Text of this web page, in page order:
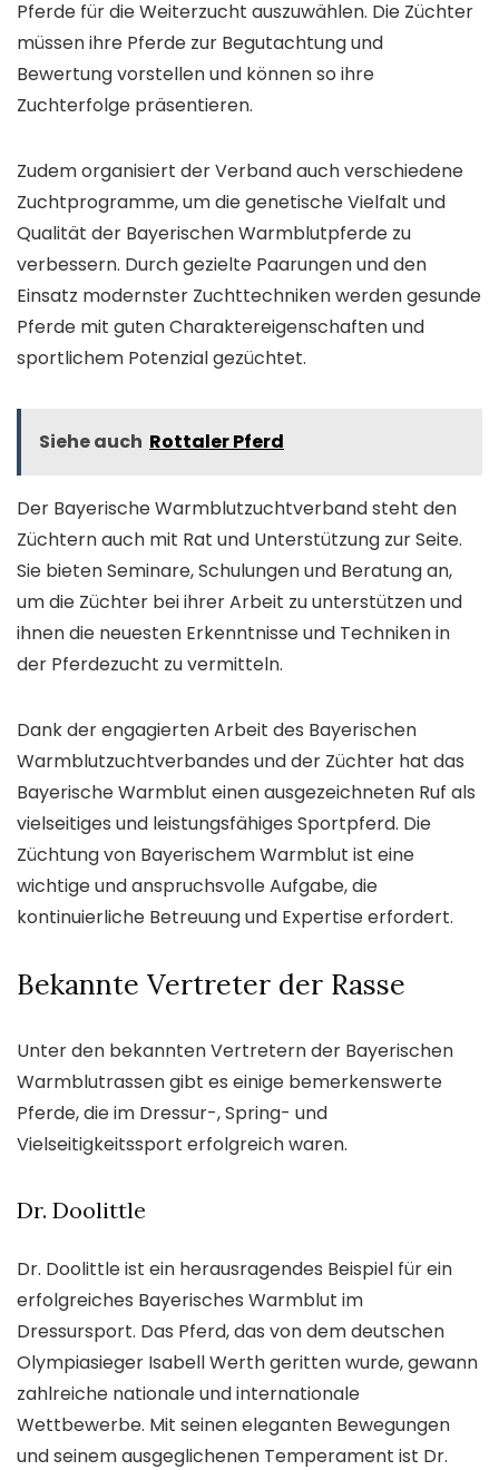
Pferde für die Weiterzucht auszuwählen. Die Züchter
müssen ihre Pferde zur Begutachtung und
Bewertung vorstellen und können so ihre
Zuchterfolge präsentieren.
Zudem organisiert der Verband auch verschiedene
Zuchtprogramme, um die genetische Vielfalt und
Qualität der Bayerischen Warmblutpferde zu
verbessern. Durch gezielte Paarungen und den
Einsatz modernster Zuchttechniken werden gesunde
Pferde mit guten Charaktereigenschaften und
sportlichem Potenzial gezüchtet.
Siehe auch Rottaler Pferd
Der Bayerische Warmblutzuchtverband steht den
Züchtern auch mit Rat und Unterstützung zur Seite.
Sie bieten Seminare, Schulungen und Beratung an,
um die Züchter bei ihrer Arbeit zu unterstützen und
ihnen die neuesten Erkenntnisse und Techniken in
der Pferdezucht zu vermitteln.
Dank der engagierten Arbeit des Bayerischen
Warmblutzuchtverbandes und der Züchter hat das
Bayerische Warmblut einen ausgezeichneten Ruf als
vielseitiges und leistungsfähiges Sportpferd. Die
Züchtung von Bayerischem Warmblut ist eine
wichtige und anspruchsvolle Aufgabe, die
kontinuierliche Betreuung und Expertise erfordert.
Bekannte Vertreter der Rasse
Unter den bekannten Vertretern der Bayerischen
Warmblutrassen gibt es einige bemerkenswerte
Pferde, die im Dressur-, Spring- und
Vielseitigkeitssport erfolgreich waren.
Dr. Doolittle
Dr. Doolittle ist ein herausragendes Beispiel für ein
erfolgreiches Bayerisches Warmblut im
Dressursport. Das Pferd, das von dem deutschen
Olympiasieger Isabell Werth geritten wurde, gewann
zahlreiche nationale und internationale
Wettbewerbe. Mit seinen eleganten Bewegungen
und seinem ausgeglichenen Temperament ist Dr.